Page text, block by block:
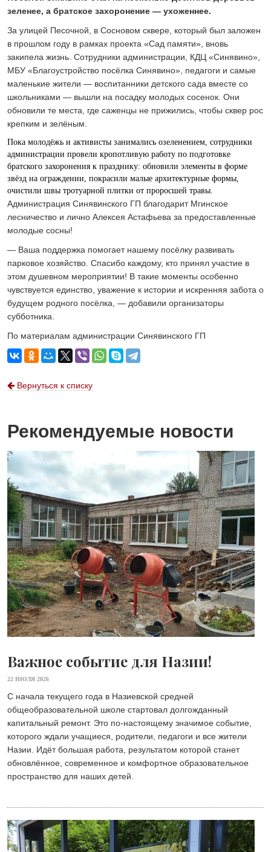
Спрашивали? Отвечаем!
04 АВГУСТА 2026
зеленее, а братское захоронение — ухоженнее.
За улицей Песочной, в Сосновом сквере, который был заложен
в прошлом году в рамках проекта «Сад памяти», вновь
закипела жизнь. Сотрудники администрации, КДЦ «Синявино»,
МБУ «Благоустройство посёлка Синявино», педагоги и самые
маленькие жители — воспитанники детского сада вместе со
школьниками — вышли на посадку молодых сосенок. Они
обновили те места, где саженцы не прижились, чтобы сквер рос
крепким и зелёным.
Пока молодёжь и активисты занимались озеленением, сотрудники
администрации провели кропотливую работу по подготовке
братского захоронения к празднику: обновили элементы в форме
звёзд на ограждении, покрасили малые архитектурные формы,
очистили швы тротуарной плитки от проросшей травы.
Администрация Синявинского ГП благодарит Мгинское
лесничество и лично Алексея Астафьева за предоставленные
молодые сосны!
— Ваша поддержка помогает нашему посёлку развивать
парковое хозяйство. Спасибо каждому, кто принял участие в
этом душевном мероприятии! В такие моменты особенно
чувствуется единство, уважение к истории и искренняя забота о
будущем родного посёлка, — добавили организаторы
субботника.
По материалам администрации Синявинского ГП
Вернуться к списку
Рекомендуемые новости
Важное событие для Назии!
22 ИЮЛЯ 2026
С начала текущего года в Назиевской средней
общеобразовательной школе стартовал долгожданный
капитальный ремонт. Это по-настоящему значимое событие,
которого ждали учащиеся, родители, педагоги и все жители
Назии. Идёт большая работа, результатом которой станет
обновлённое, современное и комфортное образовательное
пространство для наших детей.